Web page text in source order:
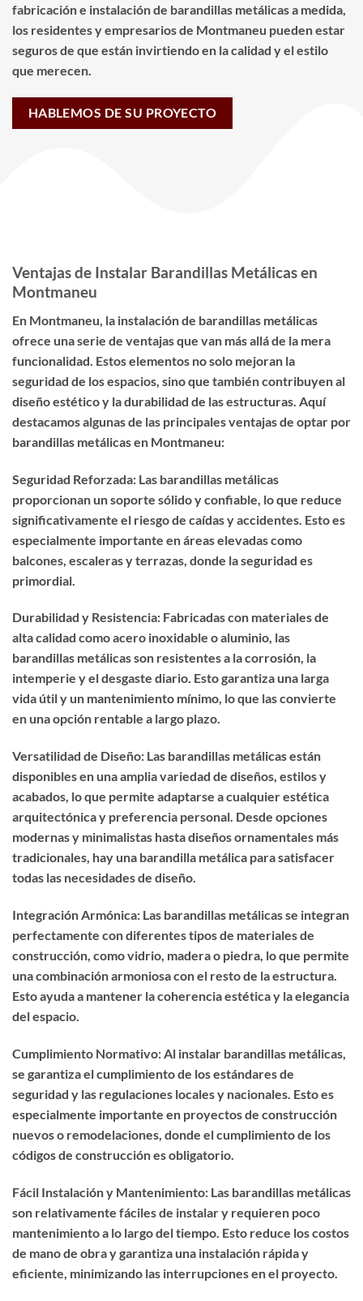
fabricación e instalación de barandillas metálicas a medida,
los residentes y empresarios de Montmaneu pueden estar
seguros de que están invirtiendo en la calidad y el estilo
que merecen.
HABLEMOS DE SU PROYECTO
Ventajas de Instalar Barandillas Metálicas en
Montmaneu
En Montmaneu, la instalación de barandillas metálicas
ofrece una serie de ventajas que van más allá de la mera
funcionalidad. Estos elementos no solo mejoran la
seguridad de los espacios, sino que también contribuyen al
diseño estético y la durabilidad de las estructuras. Aquí
destacamos algunas de las principales ventajas de optar por
barandillas metálicas en Montmaneu:
Seguridad Reforzada: Las barandillas metálicas
proporcionan un soporte sólido y confiable, lo que reduce
significativamente el riesgo de caídas y accidentes. Esto es
especialmente importante en áreas elevadas como
balcones, escaleras y terrazas, donde la seguridad es
primordial.
Durabilidad y Resistencia: Fabricadas con materiales de
alta calidad como acero inoxidable o aluminio, las
barandillas metálicas son resistentes a la corrosión, la
intemperie y el desgaste diario. Esto garantiza una larga
vida útil y un mantenimiento mínimo, lo que las convierte
en una opción rentable a largo plazo.
Versatilidad de Diseño: Las barandillas metálicas están
disponibles en una amplia variedad de diseños, estilos y
acabados, lo que permite adaptarse a cualquier estética
arquitectónica y preferencia personal. Desde opciones
modernas y minimalistas hasta diseños ornamentales más
tradicionales, hay una barandilla metálica para satisfacer
todas las necesidades de diseño.
Integración Armónica: Las barandillas metálicas se integran
perfectamente con diferentes tipos de materiales de
construcción, como vidrio, madera o piedra, lo que permite
una combinación armoniosa con el resto de la estructura.
Esto ayuda a mantener la coherencia estética y la elegancia
del espacio.
Cumplimiento Normativo: Al instalar barandillas metálicas,
se garantiza el cumplimiento de los estándares de
seguridad y las regulaciones locales y nacionales. Esto es
especialmente importante en proyectos de construcción
nuevos o remodelaciones, donde el cumplimiento de los
códigos de construcción es obligatorio.
Fácil Instalación y Mantenimiento: Las barandillas metálicas
son relativamente fáciles de instalar y requieren poco
mantenimiento a lo largo del tiempo. Esto reduce los costos
de mano de obra y garantiza una instalación rápida y
eficiente, minimizando las interrupciones en el proyecto.